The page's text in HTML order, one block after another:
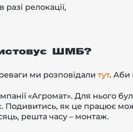
релокації,
ШМБ?
ми розповідали тут. Аби
«Агромат». Для нього
Подивитись, як це працює
решта часу – монтаж.